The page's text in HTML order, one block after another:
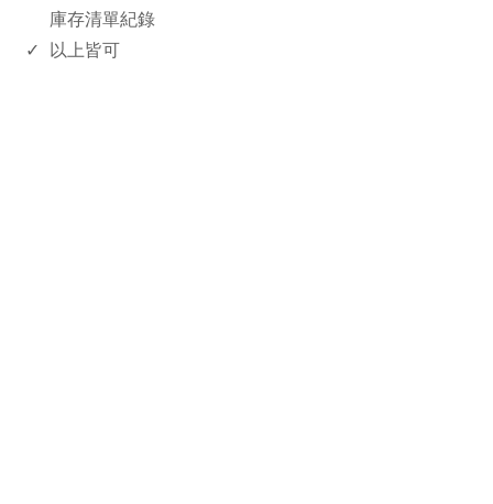
庫存清單紀錄
✓
以上皆可